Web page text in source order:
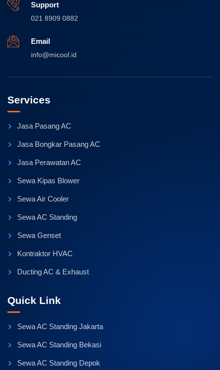
Support
021 8909 0882
Email
info@micool.id
Services
Jasa Pasang AC
Jasa Bongkar Pasang AC
Jasa Perawatan AC
Sewa Kipas Blower
Sewa Air Cooler
Sewa AC Standing
Sewa Genset
Kontraktor HVAC
Ducting AC & Exhaust
Quick Link
Sewa AC Standing Jakarta
Sewa AC Standing Bekasi
Sewa AC Standing Depok